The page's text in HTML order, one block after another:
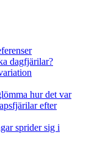
dagfjärilar?
hur det var
efter
sprider sig i